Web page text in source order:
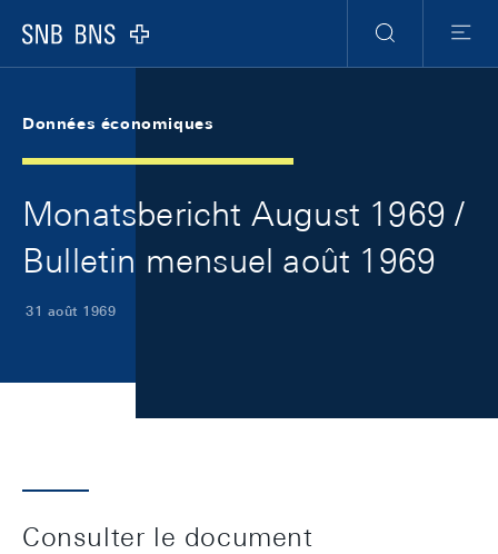
Logo
RechercheMenu
Données économiques
Monatsbericht August 1969 /
Bulletin mensuel août 1969
31 août 1969
Consulter le document